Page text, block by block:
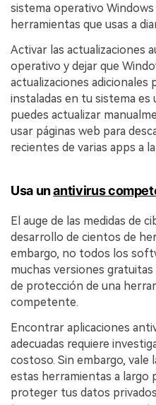
sistema operativo
herramientas que usas a
Activar las actualizaciones
operativo y dejar que
actualizaciones adicionales
instaladas en tu sistema es
puedes actualizar
usar páginas web para
recientes de varias apps a
Usa unantivirus
El auge de las medidas de
desarrollo de cientos de
embargo, no todos los
muchas versiones
de protección de una
competente.
Encontrar aplicaciones
adecuadas requiere
costoso. Sin embargo, vale
estas herramientas a largo
proteger tus datos